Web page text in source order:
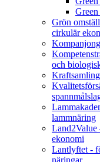
Grön
cirkulär
och
lammnäring
Land2Value
ekonomi
Lantlyftet -
näringar